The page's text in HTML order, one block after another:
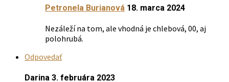
Petronela Burianová 18. marca 2024
Nezáleží na tom, ale vhodná je chlebová, 00, aj
polohrubá.
Odpovedať
Darina 3. februára 2023